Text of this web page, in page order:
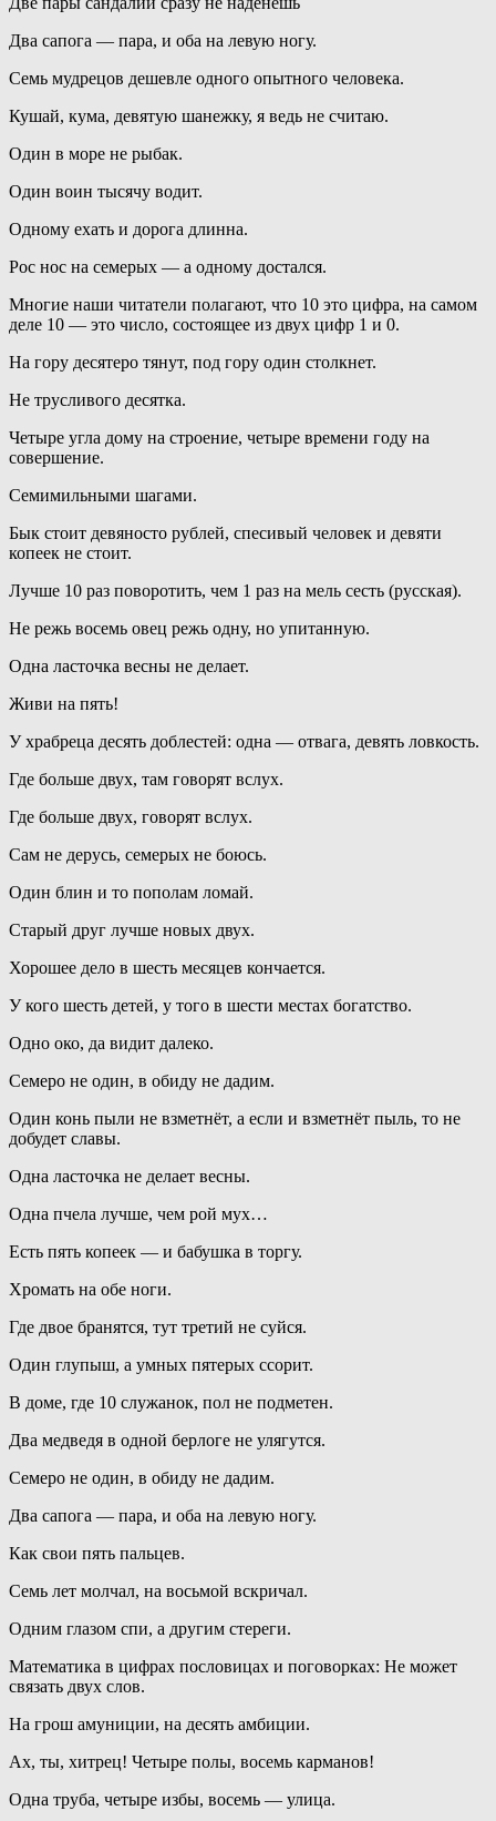
Два сапога — пара, и оба на левую ногу.
Семь мудрецов дешевле одного опытного человека.
Кушай, кума, девятую шанежку, я ведь не считаю.
Один в море не рыбак.
Один воин тысячу водит.
Одному ехать и дорога длинна.
Рос нос на семерых — а одному достался.
Многие наши читатели полагают, что 10 это цифра, на самом
деле 10 — это число, состоящее из двух цифр 1 и 0.
На гору десятеро тянут, под гору один столкнет.
Не трусливого десятка.
Четыре угла дому на строение, четыре времени году на
совершение.
Семимильными шагами.
Бык стоит девяносто рублей, спесивый человек и девяти
копеек не стоит.
Лучше 10 раз поворотить, чем 1 раз на мель сесть (русская).
Не режь восемь овец режь одну, но упитанную.
Одна ласточка весны не делает.
Живи на пять!
У храбреца десять доблестей: одна — отвага, девять ловкость.
Где больше двух, там говорят вслух.
Где больше двух, говорят вслух.
Сам не дерусь, семерых не боюсь.
Один блин и то пополам ломай.
Старый друг лучше новых двух.
Хорошее дело в шесть месяцев кончается.
У кого шесть детей, у того в шести местах богатство.
Одно око, да видит далеко.
Семеро не один, в обиду не дадим.
Один конь пыли не взметнёт, а если и взметнёт пыль, то не
добудет славы.
Одна ласточка не делает весны.
Одна пчела лучше, чем рой мух…
Есть пять копеек — и бабушка в торгу.
Хромать на обе ноги.
Где двое бранятся, тут третий не суйся.
Один глупыш, а умных пятерых ссорит.
В доме, где 10 служанок, пол не подметен.
Два медведя в одной берлоге не улягутся.
Семеро не один, в обиду не дадим.
Два сапога — пара, и оба на левую ногу.
Как свои пять пальцев.
Семь лет молчал, на восьмой вскричал.
Одним глазом спи, а другим стереги.
Математика в цифрах пословицах и поговорках: Не может
связать двух слов.
На грош амуниции, на десять амбиции.
Ах, ты, хитрец! Четыре полы, восемь карманов!
Одна труба, четыре избы, восемь — улица.